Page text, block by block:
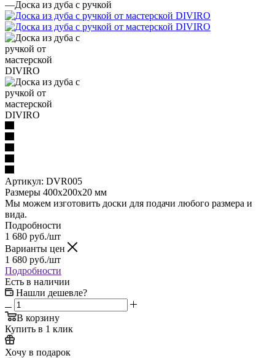
—Доска из дуба с ручкой
Артикул: DVR005
Размеры 400x200x20 мм
Мы можем изготовить доски для подачи любого размера и
вида.
Подробности
1 680 руб./шт
Варианты цен
1 680 руб./шт
Подробности
Есть в наличии
Нашли дешевле?
В корзину
Купить в 1 клик
Хочу в подарок